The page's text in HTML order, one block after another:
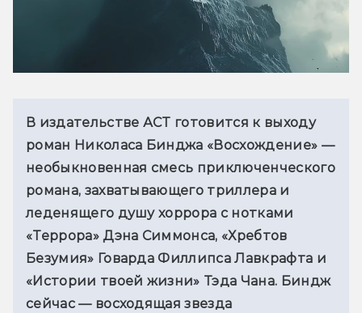
В издательстве АСТ готовится к выходу
роман Николаса Бинджа «Восхождение» —
необыкновенная смесь приключенческого
романа, захватывающего триллера и
леденящего душу хоррора с нотками
«Террора» Дэна Симмонса, «Хребтов
Безумия» Говарда Филлипса Лавкрафта и
«Истории твоей жизни» Тэда Чана. Биндж
сейчас — восходящая звезда